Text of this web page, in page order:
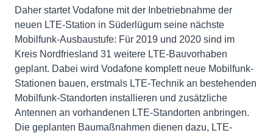
Daher startet Vodafone mit der Inbetriebnahme der
neuen LTE-Station in Süderlügum seine nächste
Mobilfunk-Ausbaustufe: Für 2019 und 2020 sind im
Kreis Nordfriesland 31 weitere LTE-Bauvorhaben
geplant. Dabei wird Vodafone komplett neue Mobilfunk-
Stationen bauen, erstmals LTE-Technik an bestehenden
Mobilfunk-Standorten installieren und zusätzliche
Antennen an vorhandenen LTE-Standorten anbringen.
Die geplanten Baumaßnahmen dienen dazu, LTE-